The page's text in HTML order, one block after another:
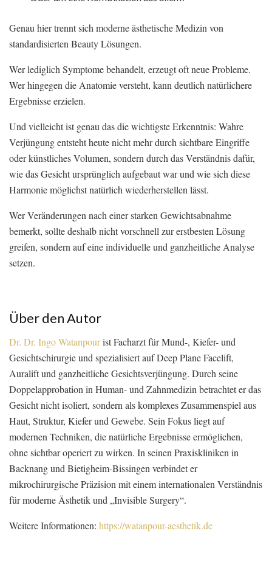
Genau hier trennt sich moderne ästhetische Medizin von
standardisierten Beauty Lösungen.
Wer lediglich Symptome behandelt, erzeugt oft neue Probleme.
Wer hingegen die Anatomie versteht, kann deutlich natürlichere
Ergebnisse erzielen.
Und vielleicht ist genau das die wichtigste Erkenntnis: Wahre
Verjüngung entsteht heute nicht mehr durch sichtbare Eingriffe
oder künstliches Volumen, sondern durch das Verständnis dafür,
wie das Gesicht ursprünglich aufgebaut war und wie sich diese
Harmonie möglichst natürlich wiederherstellen lässt.
Wer Veränderungen nach einer starken Gewichtsabnahme
bemerkt, sollte deshalb nicht vorschnell zur erstbesten Lösung
greifen, sondern auf eine individuelle und ganzheitliche Analyse
setzen.
Über den Autor
Dr. Dr. Ingo Watanpourist Facharzt für Mund-, Kiefer- und
Gesichtschirurgie und spezialisiert auf Deep Plane Facelift,
Auralift und ganzheitliche Gesichtsverjüngung. Durch seine
Doppelapprobation in Human- und Zahnmedizin betrachtet er das
Gesicht nicht isoliert, sondern als komplexes Zusammenspiel aus
Haut, Struktur, Kiefer und Gewebe. Sein Fokus liegt auf
modernen Techniken, die natürliche Ergebnisse ermöglichen,
ohne sichtbar operiert zu wirken. In seinen Praxiskliniken in
Backnang und Bietigheim-Bissingen verbindet er
mikrochirurgische Präzision mit einem internationalen Verständnis
für moderne Ästhetik und „Invisible Surgery“.
Weitere Informationen: https://watanpour-aesthetik.de